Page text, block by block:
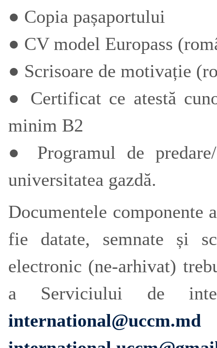
● Copia pașaportului
● CV model Europass
● Scrisoare de motivație
● Certificat ce atestă
minim B2
● Programul de
universitatea gazdă.
Documentele componente
fie datate, semnate și
electronic (ne-arhivat)
a Serviciului de
international@uccm.md